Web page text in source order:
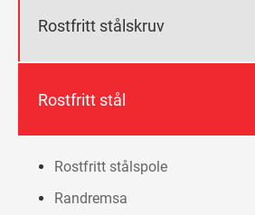
Rostfritt stålskruv
Rostfritt stål
Rostfritt stålspole
Randremsa